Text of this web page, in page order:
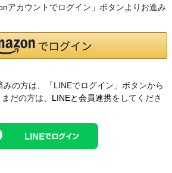
アカウントでログイン」ボタンよりお進み
の方は、「LINEでログイン」ボタンから
だの方は、 LINEと会員連携をしてくださ